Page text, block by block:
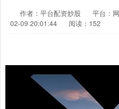
作者：平台配资炒股 平台：
02-09 20:01:44
阅读：152